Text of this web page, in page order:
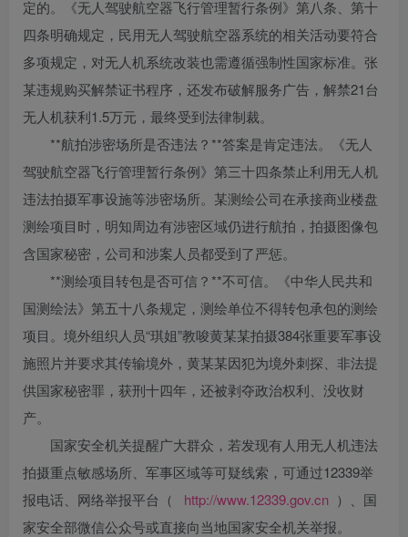
定的。《无人驾驶航空器飞行管理暂行条例》第八条、第十
四条明确规定，民用无人驾驶航空器系统的相关活动要符合
多项规定，对无人机系统改装也需遵循强制性国家标准。张
某违规购买解禁证书程序，还发布破解服务广告，解禁21台
无人机获利1.5万元，最终受到法律制裁。
**航拍涉密场所是否违法？**答案是肯定违法。《无人
驾驶航空器飞行管理暂行条例》第三十四条禁止利用无人机
违法拍摄军事设施等涉密场所。某测绘公司在承接商业楼盘
测绘项目时，明知周边有涉密区域仍进行航拍，拍摄图像包
含国家秘密，公司和涉案人员都受到了严惩。
**测绘项目转包是否可信？**不可信。《中华人民共和
国测绘法》第五十八条规定，测绘单位不得转包承包的测绘
项目。境外组织人员“琪姐”教唆黄某某拍摄384张重要军事设
施照片并要求其传输境外，黄某某因犯为境外刺探、非法提
供国家秘密罪，获刑十四年，还被剥夺政治权利、没收财
产。
国家安全机关提醒广大群众，若发现有人用无人机违法
拍摄重点敏感场所、军事区域等可疑线索，可通过12339举
报电话、网络举报平台（ http://www.12339.gov.cn ）、国
家安全部微信公众号或直接向当地国家安全机关举报。